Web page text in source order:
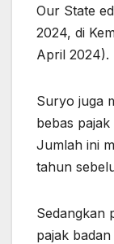
Our State
2024, di
April 2024).
Suryo juga
bebas
Jumlah ini
tahun
Sedangkan
pajak